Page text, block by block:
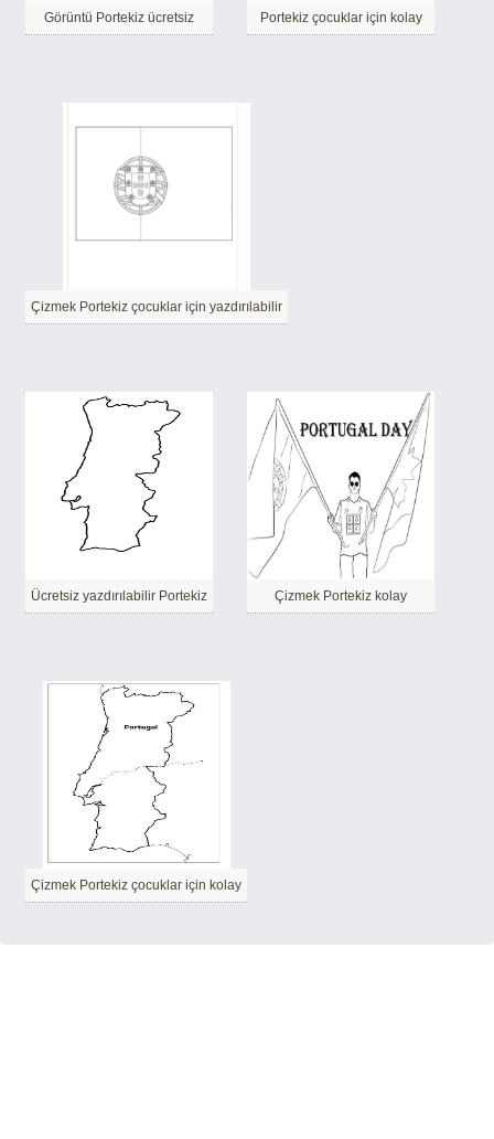
Görüntü Portekiz ücretsiz Portekiz çocuklar için kolay
Çizmek Portekiz çocuklar için yazdırılabilir
Ücretsiz yazdırılabilir Portekiz Çizmek Portekiz kolay
Çizmek Portekiz çocuklar için kolay